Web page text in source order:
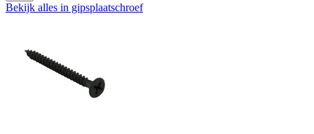
Bekijk alles in gipsplaatschroef